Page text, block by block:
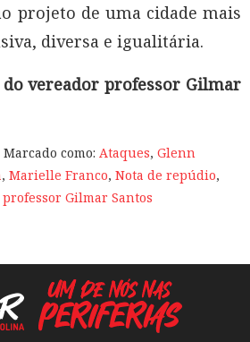
projeto de uma cidade mais
diversa e igualitária.
vereador professor Gilmar
Marcado como: Ataques, Glenn
, Marielle Franco, Nota de repúdio,
Gilmar Santos